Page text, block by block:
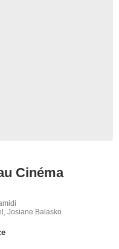
Cinéma
Josiane Balasko